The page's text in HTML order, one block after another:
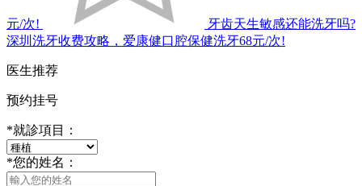
元/次!
牙齿天生敏感还能洗牙吗?
深圳洗牙收费攻略，爱康健口腔保健洗牙68元/次!
医生推荐
预约挂号
*就診項目：
*您的姓名：